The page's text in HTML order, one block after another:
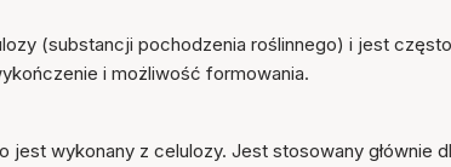
(substancji pochodzenia roślinnego) i jest
i możliwość formowania.
wykonany z celulozy. Jest stosowany głównie